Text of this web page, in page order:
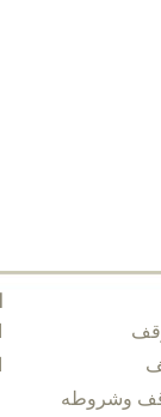
وشروطه